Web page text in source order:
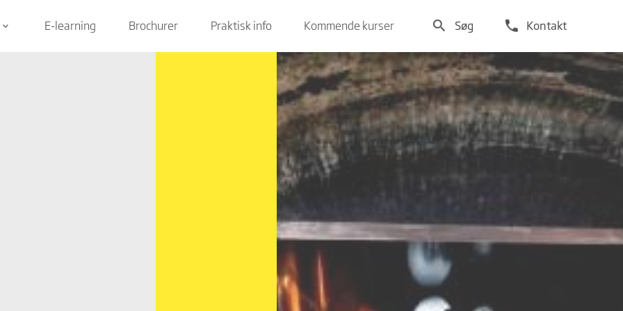
keyboard_arrow_down E-learning Brochurer Praktisk info Kommende kurser search Søg phone Kontakt